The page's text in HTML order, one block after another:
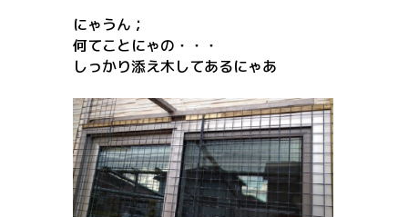
にゃうん；
何てことにゃの・・・
しっかり添え木してあるにゃあ